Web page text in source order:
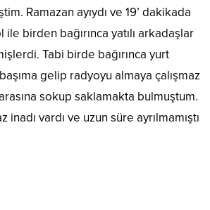
Ramazan ayıydı ve 19’ dakikada
ile birden bağırınca yatılı arkadaşlar
Tabi birde bağırınca yurt
gelip radyoyu almaya çalışmaz
arasına sokup saklamakta bulmuştum.
vardı ve uzun süre ayrılmamıştı